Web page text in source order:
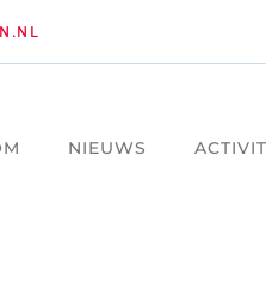
NIEUWS